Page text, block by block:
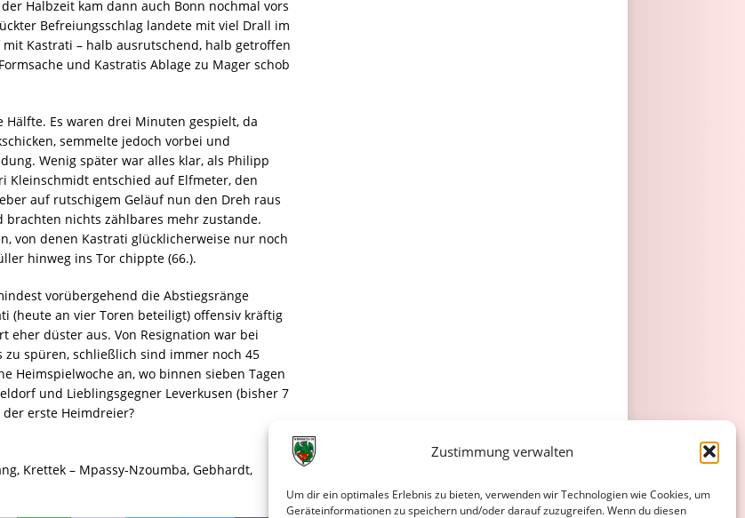
Zustimmung verwalten
Um dir ein optimales Erlebnis zu bieten, verwenden wir Technologien wie Cookies, um
Geräteinformationen zu speichern und/oder darauf zuzugreifen. Wenn du diesen
Halbzeit kam dann auch Bonn nochmal vors
Befreiungsschlag landete mit viel Drall im
Kastrati – halb ausrutschend, halb getroffen
und Kastratis Ablage zu Mager schob
Es waren drei Minuten gespielt, da
semmelte jedoch vorbei und
Wenig später war alles klar, als Philipp
Kleinschmidt entschied auf Elfmeter, den
auf rutschigem Geläuf nun den Dreh raus
nichts zählbares mehr zustande.
von denen Kastrati glücklicherweise nur noch
hinweg ins Tor chippte (66.).
vorübergehend die Abstiegsränge
(heute an vier Toren beteiligt) offensiv kräftig
eher düster aus. Von Resignation war bei
spüren, schließlich sind immer noch 45
Heimspielwoche an, wo binnen sieben Tagen
und Lieblingsgegner Leverkusen (bisher 7
erste Heimdreier?
Krettek – Mpassy-Nzoumba, Gebhardt,